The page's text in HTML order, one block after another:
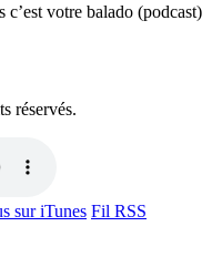
votre balado (podcast)
réservés.
sur iTunes Fil RSS